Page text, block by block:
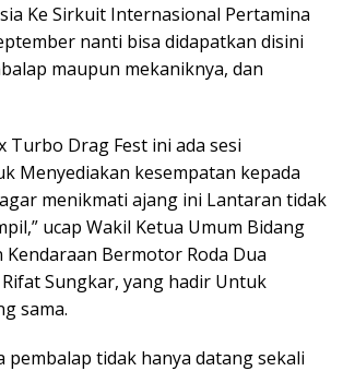
Ke Sirkuit Internasional Pertamina
nanti bisa didapatkan disini
maupun mekaniknya, dan
Turbo Drag Fest ini ada sesi
Menyediakan kesempatan kepada
menikmati ajang ini Lantaran tidak
ucap Wakil Ketua Umum Bidang
Bermotor Roda Dua
Sungkar, yang hadir Untuk
sama.
pembalap tidak hanya datang sekali